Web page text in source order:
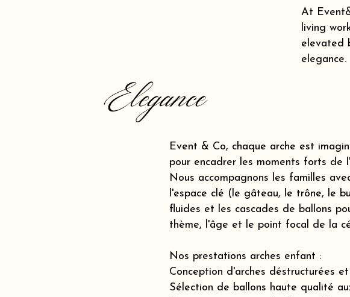
At
living
elevated
elegance.
Elegance
Event & Co, chaque arche est
pour encadrer les moments forts de
Nous accompagnons les familles
l'espace clé (le gâteau, le trône, le
fluides et les cascades de ballons
thème, l'âge et le point focal de la
Nos prestations arches enfant :
Conception d'arches déstructurées
Sélection de ballons haute qualité